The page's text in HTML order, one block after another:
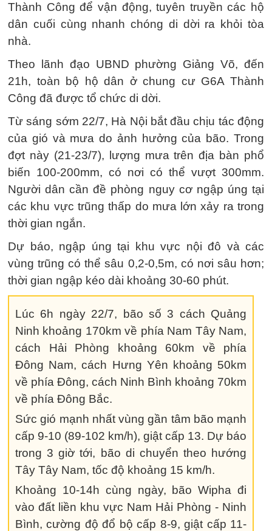
Thành Công để vận động, tuyên truyền các hộ
dân cuối cùng nhanh chóng di dời ra khỏi tòa
nhà.
Theo lãnh đạo UBND phường Giảng Võ, đến
21h, toàn bộ hộ dân ở chung cư G6A Thành
Công đã được tổ chức di dời.
Từ sáng sớm 22/7, Hà Nội bắt đầu chịu tác động
của gió và mưa do ảnh hưởng của bão. Trong
đợt này (21-23/7), lượng mưa trên địa bàn phổ
biến 100-200mm, có nơi có thể vượt 300mm.
Người dân cần đề phòng nguy cơ ngập úng tại
các khu vực trũng thấp do mưa lớn xảy ra trong
thời gian ngắn.
Dự báo, ngập úng tại khu vực nội đô và các
vùng trũng có thể sâu 0,2-0,5m, có nơi sâu hơn;
thời gian ngập kéo dài khoảng 30-60 phút.
Lúc 6h ngày 22/7, bão số 3 cách Quảng
Ninh khoảng 170km về phía Nam Tây Nam,
cách Hải Phòng khoảng 60km về phía
Đông Nam, cách Hưng Yên khoảng 50km
về phía Đông, cách Ninh Bình khoảng 70km
về phía Đông Bắc.
Sức gió mạnh nhất vùng gần tâm bão mạnh
cấp 9-10 (89-102 km/h), giật cấp 13. Dự báo
trong 3 giờ tới, bão di chuyển theo hướng
Tây Tây Nam, tốc độ khoảng 15 km/h.
Khoảng 10-14h cùng ngày, bão Wipha đi
vào đất liền khu vực Nam Hải Phòng - Ninh
Bình, cường độ đổ bộ cấp 8-9, giật cấp 11-